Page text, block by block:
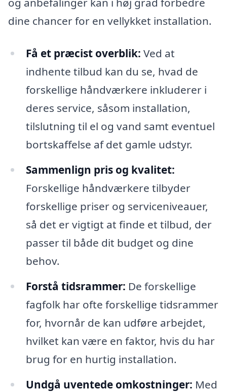
dine chancer for en vellykket installation.
Få et præcist overblik: Ved at
indhente tilbud kan du se, hvad de
forskellige håndværkere inkluderer i
deres service, såsom installation,
tilslutning til el og vand samt eventuel
bortskaffelse af det gamle udstyr.
Sammenlign pris og kvalitet:
Forskellige håndværkere tilbyder
forskellige priser og serviceniveauer,
så det er vigtigt at finde et tilbud, der
passer til både dit budget og dine
behov.
Forstå tidsrammer: De forskellige
fagfolk har ofte forskellige tidsrammer
for, hvornår de kan udføre arbejdet,
hvilket kan være en faktor, hvis du har
brug for en hurtig installation.
Undgå uventede omkostninger: Med